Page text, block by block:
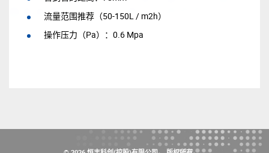
流量范围推荐（50-150L / m2h）
操作压力（Pa）：0.6 Mpa